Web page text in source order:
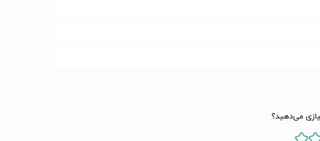
می‌دهید؟